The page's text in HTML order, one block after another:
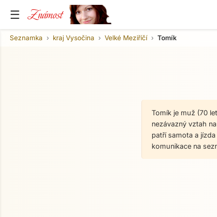
☰ Známost
Seznamka kraj Vysočina Velké Meziříčí Tomík
Tomík je muž (70
nezávazný vztah
patří samota a
komunikace na